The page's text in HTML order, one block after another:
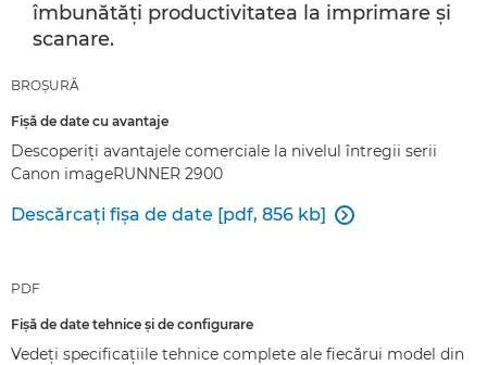
îmbunătăţi productivitatea la imprimare şi
scanare.
BROŞURĂ
Fişă de date cu avantaje
Descoperiţi avantajele comerciale la nivelul întregii serii
Canon imageRUNNER 2900
Descărcaţi fişa de date [pdf, 856 kb] 
PDF
Fişă de date tehnice şi de configurare
Vedeţi specificaţiile tehnice complete ale fiecărui model din